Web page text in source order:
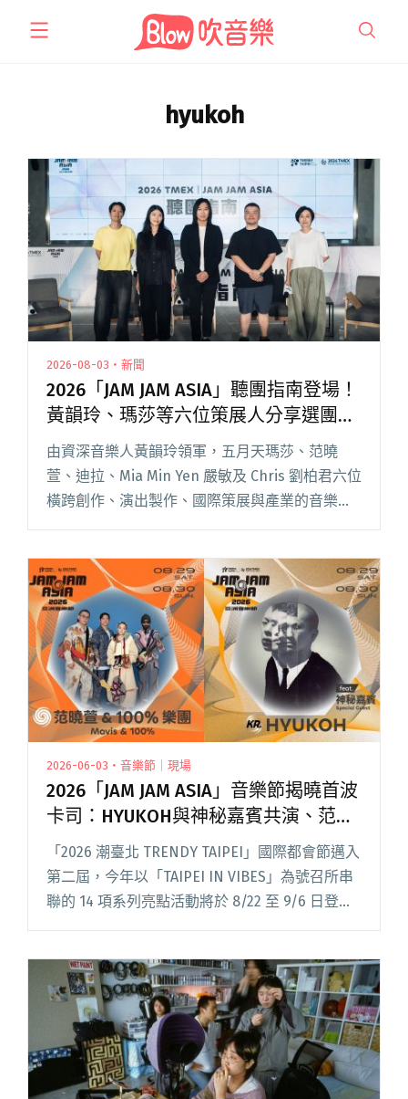
hyukoh
2026-08-03・新聞
2026「JAM JAM ASIA」聽團指南登場！
黃韻玲、瑪莎等六位策展人分享選團觀
點
由資深音樂人黃韻玲領軍，五月天瑪莎、范曉
萱、迪拉、Mia Min Yen 嚴敏及 Chris 劉柏君六位
橫跨創作、演出製作、國際策展與產業的音樂
人，今年共同擔任「臺北音樂博覽會（TMEX）」
閱讀全文 "2026「JAM JAM ASIA」聽團指南登
場！黃韻玲、瑪莎等六位策展人分享選團觀點"
2026-06-03・音樂節｜現場
2026「JAM JAM ASIA」音樂節揭曉首波
卡司：HYUKOH與神秘嘉賓共演、范曉
萱攜樂團登台
「2026 潮臺北 TRENDY TAIPEI」國際都會節邁入
第二屆，今年以「TAIPEI IN VIBES」為號召所串
聯的 14 項系列亮點活動將於 8/22 至 9/6 日登
曉首波卡司：HYUKOH與神秘嘉賓共演、范曉萱
攜樂團登台"